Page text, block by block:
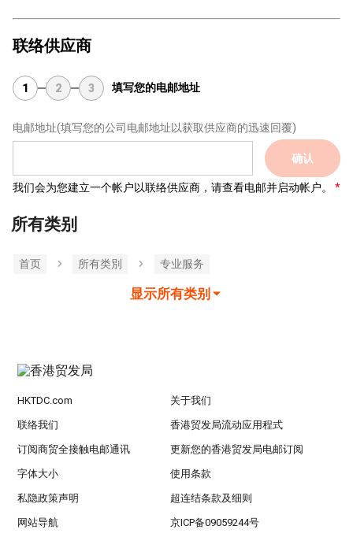
联络供应商
1 2 3 填写您的电邮地址
电邮地址(填写您的公司电邮地址以获取供应商的迅速回覆)
确认
我们会为您建立一个帐户以联络供应商，请查看电邮并启动帐户。
所有类别
首页 所有类別 专业服务
显示所有类别
HKTDC.com 关于我们
联络我们 香港贸发局流动应用程式
订阅商贸全接触电邮通讯 更新您的香港贸发局电邮订阅
字体大小 使用条款
私隐政策声明 超连结条款及细则
网站导航 京ICP备09059244号